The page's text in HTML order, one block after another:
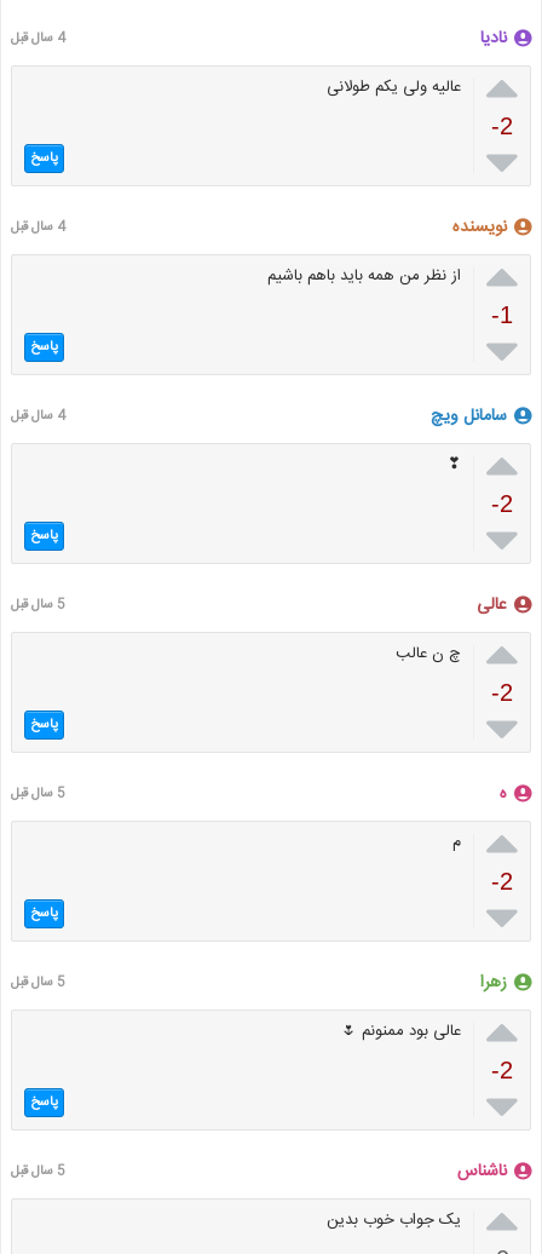
نادیا 4 سال قبل

-2

عالیه ولی یکم طولانی
پاسخ
نویسنده 4 سال قبل

-1

از نظر من همه باید باهم باشیم
پاسخ
سامانل ویچ 4 سال قبل

-2

❣
پاسخ
عالی 5 سال قبل

-2

چ ن عالب
پاسخ
ه 5 سال قبل

-2

م
پاسخ
زهرا 5 سال قبل

-2

عالی بود ممنونم 🌷
پاسخ
ناشناس 5 سال قبل
 یک جواب خوب بدین